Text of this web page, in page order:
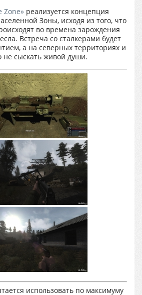
Zone» реализуется концепция
Зоны, исходя из того, что
во времена зарождения
Встреча со сталкерами будет
а на северных территориях и
не сыскать живой души.
использовать по максимуму